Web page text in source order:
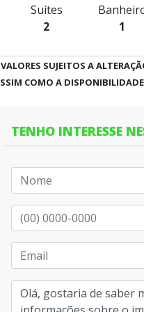
Suítes
2
1
SUJEITOS A
COMO A
TENHO INTERESSE